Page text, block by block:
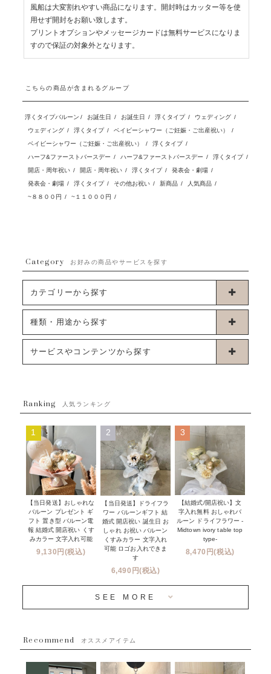
風船は大変割れやすい商品になります。開封時はカッター等を使
用せず開封をお願い致します。
プリントオプションやメッセージカードは無料サービスになりま
すので保証の対象外となります。
こちらの商品が含まれるグループ
浮くタイプバルーン / お誕生日 / お誕生日 / 浮くタイプ / ウェディング /
ウェディング / 浮くタイプ / ベイビーシャワー（ご妊娠・ご出産祝い）
/
ベイビーシャワー（ご妊娠・ご出産祝い）
/ 浮くタイプ /
ハーフ&ファーストバースデー / ハーフ&ファーストバースデー / 浮くタイプ /
開店・周年祝い / 開店・周年祝い / 浮くタイプ / 発表会・劇場 /
発表会・劇場 / 浮くタイプ / その他お祝い / 新商品 / 人気商品 /
~８８００円 / ~１１０００円 /
Category お好みの商品やサービスを探す
カテゴリーから探す
卓上タイプバルーン
ブーケタイプバルーン
ムーンリットバルーン
コンフェッティバルーン
フリンジバルーン
デコレーションセット
プロップスバルーン
オプション
成人式・卒業式・入学式バルーンブーケ
種類・用途から探す
お誕生日
開店・周年祝い
発表会・劇場
その他お祝い
クリスマス
新商品
~３０００円
~５５００円
サービスやコンテンツから探す
発送について
Q&A
メッセージカード・電報について
オーダーメイドについて
セミオーダーについて
フリンジバルーンについて
コンフェッティバルーンについて
ハワイウェディングサービス
企業・法人様
Ranking 人気ランキング
1
【当日発送】おしゃれな
バルーン プレゼント ギ
フト 置き型 バルーン電
報 結婚式 開店祝い くす
みカラー 文字入れ可能
9,130円(税込)
2
【当日発送】ドライフラ
ワー バルーンギフト 結
婚式 開店祝い 誕生日 お
しゃれ お祝い バルーン
くすみカラー 文字入れ
可能 ロゴお入れできま
す
6,490円(税込)
3
【結婚式/開店祝い】文
字入れ無料 おしゃれバ
ルーン ドライフラワー -
Midtown ivory table top
type-
8,470円(税込)
SEE MORE
Recommend オススメアイテム